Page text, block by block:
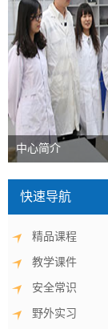
中心简介
快速导航
精品课程
教学课件
安全常识
野外实习